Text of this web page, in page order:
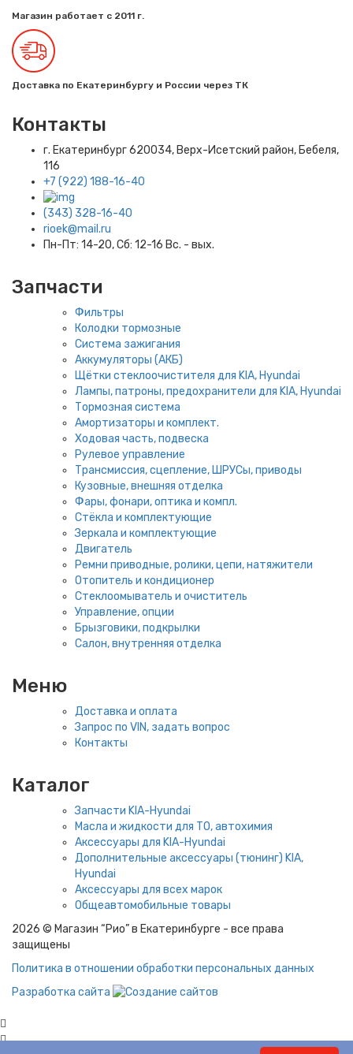
Магазин работает с 2011 г.
Доставка по Екатеринбургу и России через ТК
Контакты
г. Екатеринбург​ 620034, Верх-Исетский район, Бебеля,
116
+7 (922) 188-16-40
(343) 328-16-40
rioek@mail.ru
Пн-Пт: 14-20, Сб: 12-16 Вс. - вых.
Запчасти
Фильтры
Колодки тормозные
Система зажигания
Аккумуляторы (АКБ)
Щётки стеклоочистителя для KIA, Hyundai
Лампы, патроны, предохранители для KIA, Hyundai
Тормозная система
Амортизаторы и комплект.
Ходовая часть, подвеска
Рулевое управление
Трансмиссия, сцепление, ШРУСы, приводы
Кузовные, внешняя отделка
Фары, фонари, оптика и компл.
Стёкла и комплектующие
Зеркала и комплектующие
Двигатель
Ремни приводные, ролики, цепи, натяжители
Отопитель и кондиционер
Стеклоомыватель и очиститель
Управление, опции
Брызговики, подкрылки
Салон, внутренняя отделка
Меню
Доставка и оплата
Запрос по VIN, задать вопрос
Контакты
Каталог
Запчасти KIA-Hyundai
Масла и жидкости для ТО, автохимия
Аксессуары для KIA-Hyundai
Дополнительные аксессуары (тюнинг) KIA,
Hyundai
Аксессуары для всех марок
Общеавтомобильные товары
2026 © Магазин “Рио” в Екатеринбурге - все права
защищены
Политика в отношении обработки персональных данных
Разработка сайта